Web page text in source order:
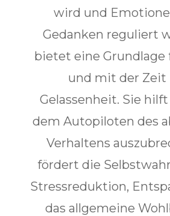
wird und
Gedanken reguliert
bietet eine Grundlage
und mit der Zeit
Gelassenheit. Sie hilft
dem Autopiloten des
Verhaltens
fördert die
Stressreduktion,
das allgemeine